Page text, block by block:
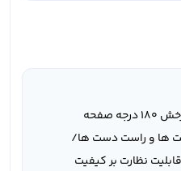
قابلیت اعمال قفل صفحه، چرخش 180 درجه صفحه
ها و راست دست ها/
نظارت بر کیفیت